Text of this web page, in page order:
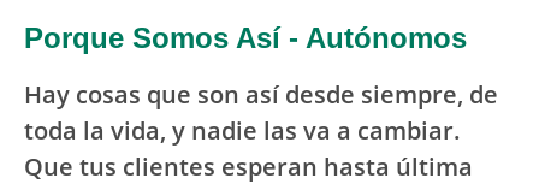
Porque Somos Así - Autónomos
Hay cosas que son así desde siempre, de
toda la vida, y nadie las va a cambiar.
Que tus clientes esperan hasta última